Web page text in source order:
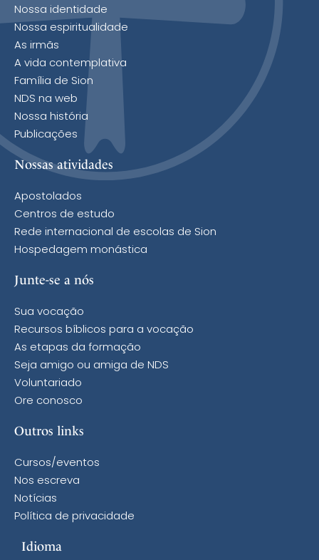
Nossa identidade
Nossa espiritualidade
As irmãs
A vida contemplativa
Família de Sion
NDS na web
Nossa história
Publicações
Nossas atividades
Apostolados
Centros de estudo
Rede internacional de escolas de Sion
Hospedagem monástica
Junte-se a nós
Sua vocação
Recursos bíblicos para a vocação
As etapas da formação
Seja amigo ou amiga de NDS
Voluntariado
Ore conosco
Outros links
Cursos/eventos
Nos escreva
Notícias
Política de privacidade
Idioma